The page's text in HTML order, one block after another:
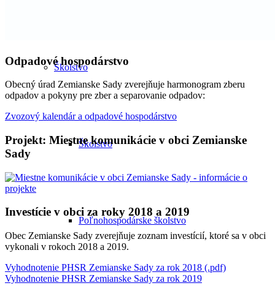
Školstvo
Školstvo
Poľnohospodárske školstvo
Odpadové hospodárstvo
Obecný úrad Zemianske Sady zverejňuje harmonogram zberu
odpadov a pokyny pre zber a separovanie odpadov:
Zvozový kalendár a odpadové hospodárstvo
Projekt: Miestne komunikácie v obci Zemianske
Sady
Investície v obci za roky 2018 a 2019
Obec Zemianske Sady zverejňuje zoznam investícií, ktoré sa v obci
vykonali v rokoch 2018 a 2019.
Vyhodnotenie PHSR Zemianske Sady za rok 2018 (.pdf)
Vyhodnotenie PHSR Zemianske Sady za rok 2019